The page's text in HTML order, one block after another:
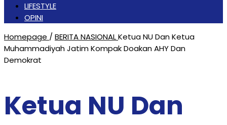
LIFESTYLE
OPINI
Homepage / BERITA NASIONALKetua NU Dan Ketua
Muhammadiyah Jatim Kompak Doakan AHY Dan
Demokrat
Ketua NU Dan